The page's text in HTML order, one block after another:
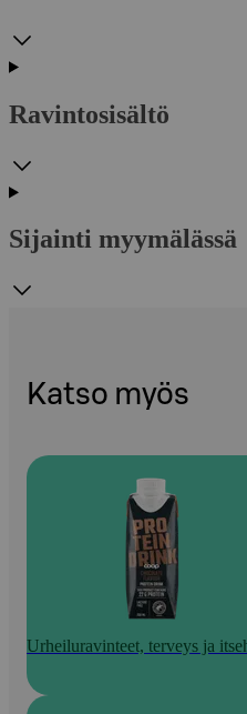
Ravintosisältö
Sijainti myymälässä
Katso myös
Urheiluravinteet, terveys ja